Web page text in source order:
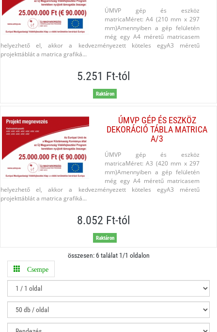
ÚMVP gép és eszköz
matricaMéret: A4 (210 mm x 297
mm)Amennyiben a gép felületén
még egy A4 méretű matricasem
helyezhető el, akkor a kedvezményezett köteles egyA3 méretű
projekttáblát a matrica grafiká...
5.251 Ft-tól
Raktáron
ÚMVP GÉP ÉS ESZKÖZ
DEKORÁCIÓ TÁBLA MATRICA
A/3
ÚMVP gép és eszköz
matricaMéret: A3 (420 mm x 297
mm)Amennyiben a gép felületén
még egy A4 méretű matricasem
helyezhető el, akkor a kedvezményezett köteles egyA3 méretű
projekttáblát a matrica grafiká...
8.052 Ft-tól
Raktáron
összesen: 6 találat 1/1 oldalon
Csempe